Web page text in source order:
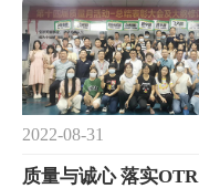
2022-08-31